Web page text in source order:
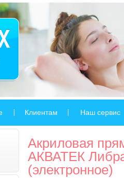
Клиентам Наш сервис
Акриловая
АКВАТЕК
(электронное)